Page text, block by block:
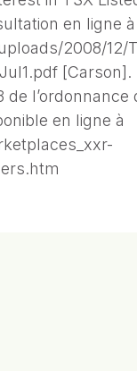
en ligne à
2008/12/
[Carson].
de l’ordonnance
en ligne à